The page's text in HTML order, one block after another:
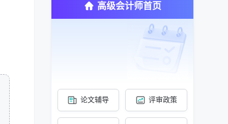
高级会计师首页
论文辅导 评审政策